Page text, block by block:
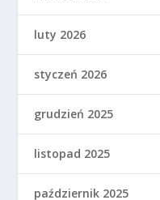
luty 2026
styczeń 2026
grudzień 2025
listopad 2025
październik 2025